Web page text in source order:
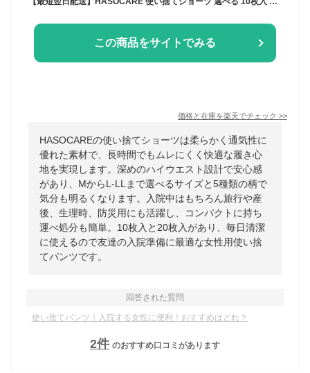
この商品をサイトでみる
価格と在庫を楽天でチェック >>
HASOCAREの使い捨てショーツは柔らかく通気性に
優れた素材で、長時間でもムレにくく快適な履き心
地を実現します。深めのハイウエスト設計で安心感
があり、MからL-LLまで選べるサイズと5種類の柄で
気分も明るくなります。入院中はもちろん旅行や産
後、生理時、防災用にも活躍し、コンパクトに持ち
運べ処分も簡単。10枚入と20枚入があり、毎日清潔
に使えるので友達の入院準備に最適な女性用使い捨
てパンツです。
回答された質問
使い捨てパンツ｜入院する女性に便利！おすすめはどれ？
2件 のおすすめ口コミがあります